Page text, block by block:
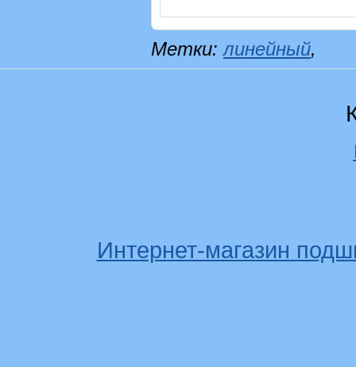
Метки:линейный,
Интернет-магазин